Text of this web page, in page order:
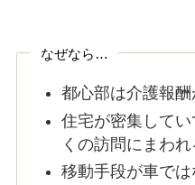
なぜなら…
都心部は介護報酬
住宅が密集して
くの訪問にまわれ
移動手段が車で